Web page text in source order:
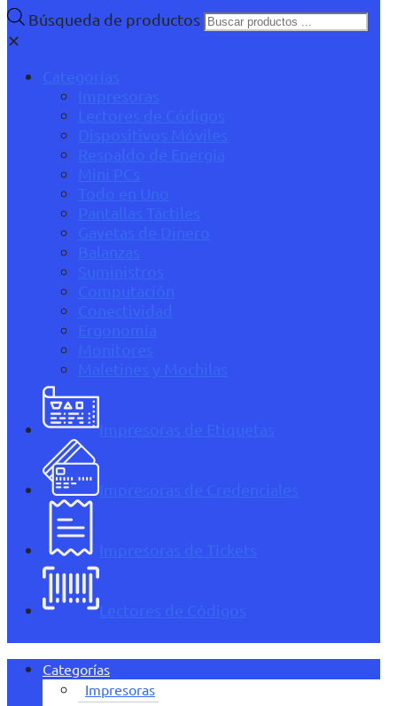
Búsqueda de productos
✕
Categorías
Impresoras
Lectores de Códigos
Dispositivos Móviles
Respaldo de Energía
Mini PCs
Todo en Uno
Pantallas Táctiles
Gavetas de Dinero
Balanzas
Suministros
Computación
Conectividad
Ergonomía
Monitores
Maletines y Mochilas
Impresoras de Etiquetas
Impresoras de Credenciales
Impresoras de Tickets
Lectores de Códigos
Categorías
Impresoras